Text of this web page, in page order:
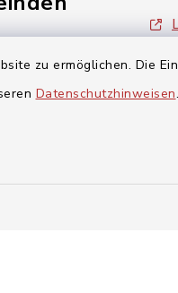
zu ermöglichen. Die
Datenschutzhinweisen.
Gosberg